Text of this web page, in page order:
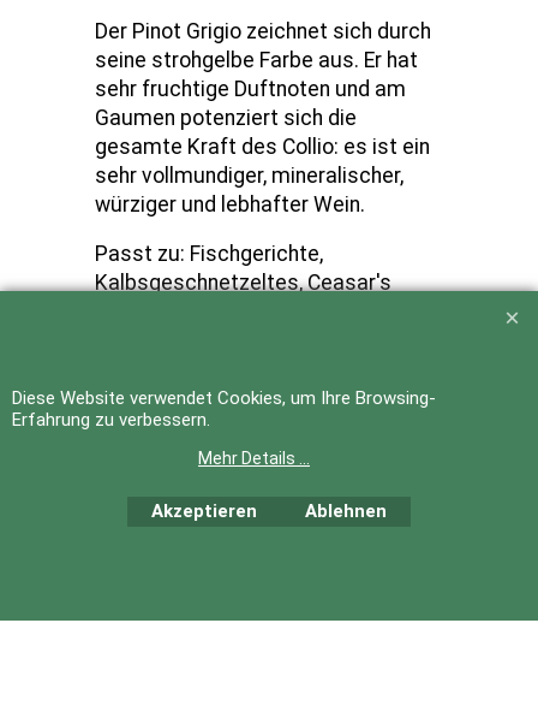
Der Pinot Grigio zeichnet sich durch
seine strohgelbe Farbe aus. Er hat
sehr fruchtige Duftnoten und am
Gaumen potenziert sich die
gesamte Kraft des Collio: es ist ein
sehr vollmundiger, mineralischer,
würziger und lebhafter Wein.
Passt zu: Fischgerichte,
Kalbsgeschnetzeltes, Ceasar's
WebShop erstellt mit
Diese Website verwendet Cookies, um Ihre Browsing-
Erfahrung zu verbessern.
Mehr Details ...
Akzeptieren Ablehnen